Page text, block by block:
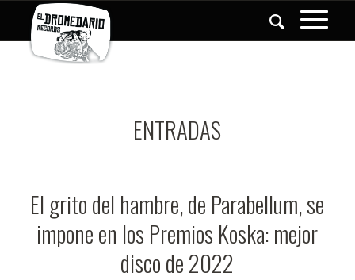
ENTRADAS
El grito del hambre, de Parabellum, se
impone en los Premios Koska: mejor
disco de 2022